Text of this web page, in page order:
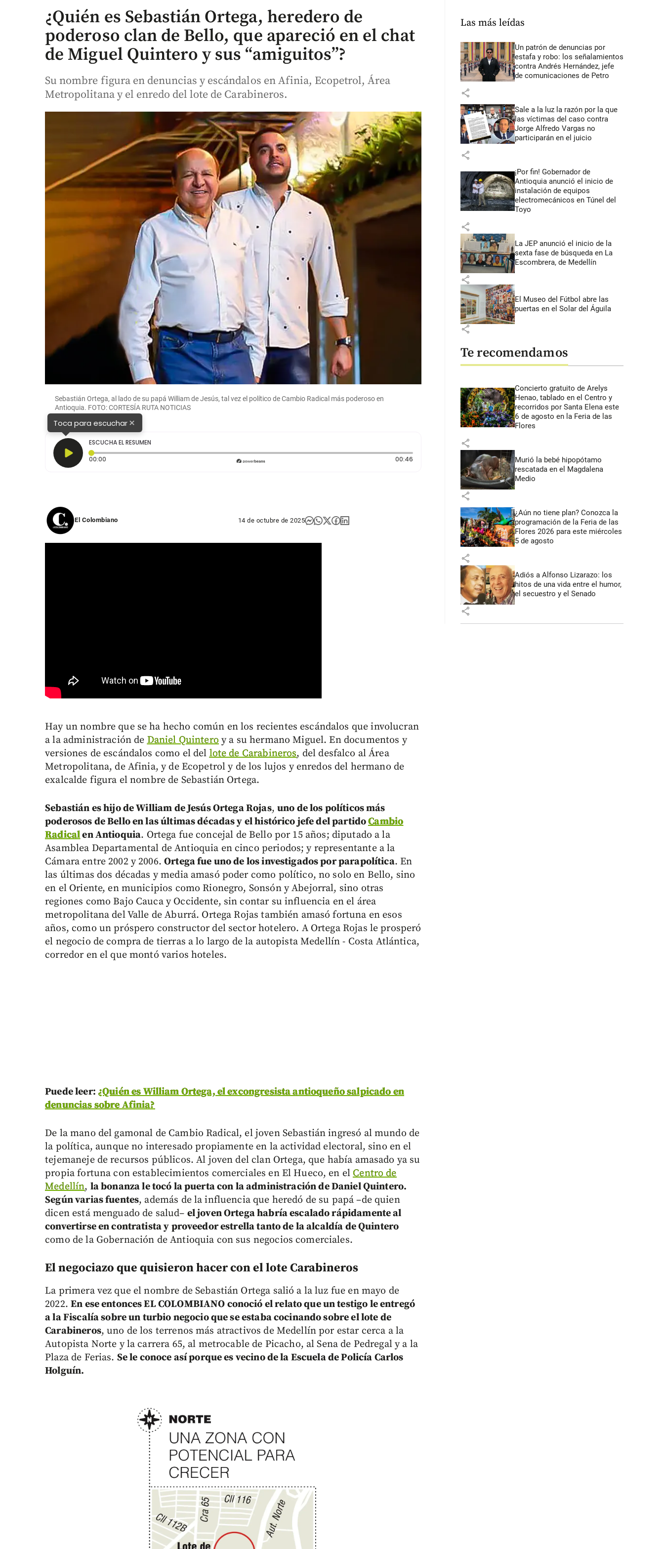
¿Quién es Sebastián Ortega, heredero de
poderoso clan de Bello, que apareció en el chat
de Miguel Quintero y sus “amiguitos”?
Su nombre figura en denuncias y escándalos en Afinia, Ecopetrol, Área
Metropolitana y el enredo del lote de Carabineros.
Sebastián Ortega, al lado de su papá William de Jesús, tal vez el político de Cambio Radical más poderoso en
Antioquia. FOTO: CORTESÍA RUTA NOTICIAS
Toca para escuchar×
ESCUCHA EL RESUMEN
00:00
00:46Duración: 46 segundos
El Colombiano 14 de octubre de 2025
Hay un nombre que se ha hecho común en los recientes escándalos que involucran
a la administración deDaniel Quinteroy a su hermano Miguel. En documentos y
versiones de escándalos como el dellote de Carabineros, del desfalco al Área
Metropolitana, de Afinia, y de Ecopetrol y de los lujos y enredos del hermano de
exalcalde figura el nombre de Sebastián Ortega.
Sebastián es hijo de William de Jesús Ortega Rojas, uno de los políticos más
poderosos de Bello en las últimas décadas y el histórico jefe del partidoCambio
Radicalen Antioquia. Ortega fue concejal de Bello por 15 años; diputado a la
Asamblea Departamental de Antioquia en cinco periodos; y representante a la
Cámara entre 2002 y 2006.Ortega fue uno de los investigados por parapolítica. En
las últimas dos décadas y media amasó poder como político, no solo en Bello, sino
en el Oriente, en municipios como Rionegro, Sonsón y Abejorral, sino otras
regiones como Bajo Cauca y Occidente, sin contar su influencia en el área
metropolitana del Valle de Aburrá. Ortega Rojas también amasó fortuna en esos
años, como un próspero constructor del sector hotelero. A Ortega Rojas le prosperó
el negocio de compra de tierras a lo largo de la autopista Medellín - Costa Atlántica,
corredor en el que montó varios hoteles.
Puede leer: ¿Quién es William Ortega, el excongresista antioqueño salpicado en
denuncias sobre Afinia?
De la mano del gamonal de Cambio Radical, el joven Sebastián ingresó al mundo de
la política, aunque no interesado propiamente en la actividad electoral, sino en el
tejemaneje de recursos públicos. Al joven del clan Ortega, que había amasado ya su
propia fortuna con establecimientos comerciales en El Hueco, en elCentro de
Medellín, la bonanza le tocó la puerta con la administración de Daniel Quintero.
Según varias fuentes, además de la influencia que heredó de su papá –de quien
dicen está menguado de salud– el joven Ortega habría escalado rápidamente al
convertirse en contratista y proveedor estrella tanto de la alcaldía de Quintero
como de la Gobernación de Antioquia con sus negocios comerciales.
El negociazo que quisieron hacer con el lote Carabineros
La primera vez que el nombre de Sebastián Ortega salió a la luz fue en mayo de
2022.En ese entonces EL COLOMBIANO conoció el relato que un testigo le entregó
a la Fiscalía sobre un turbio negocio que se estaba cocinando sobre el lote de
Carabineros, uno de los terrenos más atractivos de Medellín por estar cerca a la
Autopista Norte y la carrera 65, al metrocable de Picacho, al Sena de Pedregal y a la
Plaza de Ferias. Se le conoce así porque es vecino de la Escuela de Policía Carlos
Holguín.
Las más leídas
Un patrón de denuncias por
estafa y robo: los señalamientos
contra Andrés Hernández, jefe
de comunicaciones de Petro
share
Sale a la luz la razón por la que
las víctimas del caso contra
Jorge Alfredo Vargas no
participarán en el juicio
share
¡Por fin! Gobernador de
Antioquia anunció el inicio de
instalación de equipos
electromecánicos en Túnel del
Toyo
share
La JEP anunció el inicio de la
sexta fase de búsqueda en La
Escombrera, de Medellín
share
El Museo del Fútbol abre las
puertas en el Solar del Águila
share
Te recomendamos
Concierto gratuito de Arelys
Henao, tablado en el Centro y
recorridos por Santa Elena este
6 de agosto en la Feria de las
Flores
share
Murió la bebé hipopótamo
rescatada en el Magdalena
Medio
share
¿Aún no tiene plan? Conozca la
programación de la Feria de las
Flores 2026 para este miércoles
5 de agosto
share
Adiós a Alfonso Lizarazo: los
hitos de una vida entre el humor,
el secuestro y el Senado
share